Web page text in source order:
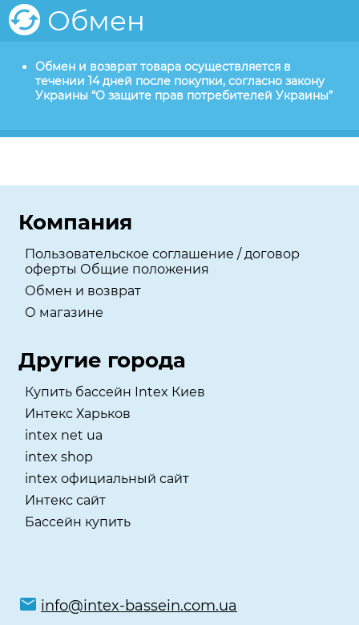
Обмен
Обмен и возврат товара осуществляется в
течении 14 дней после покупки, согласно закону
Украины “О защите прав потребителей Украины”
Компания
Пользовательское соглашение / договор
оферты Общие положения
Обмен и возврат
О магазине
Другие города
Купить бассейн Intex Киев
Интекс Харьков
intex net ua
intex shop
intex официальный сайт
Интекс сайт
Бассейн купить
info@intex-bassein.com.ua